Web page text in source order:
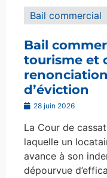
Bail commercial
Bail
tourisme et
d’éviction
28 juin 2026
La Cour de
laquelle un
avance à son
dépourvue